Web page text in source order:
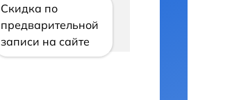
Скидка по
предварительной
записи на сайте